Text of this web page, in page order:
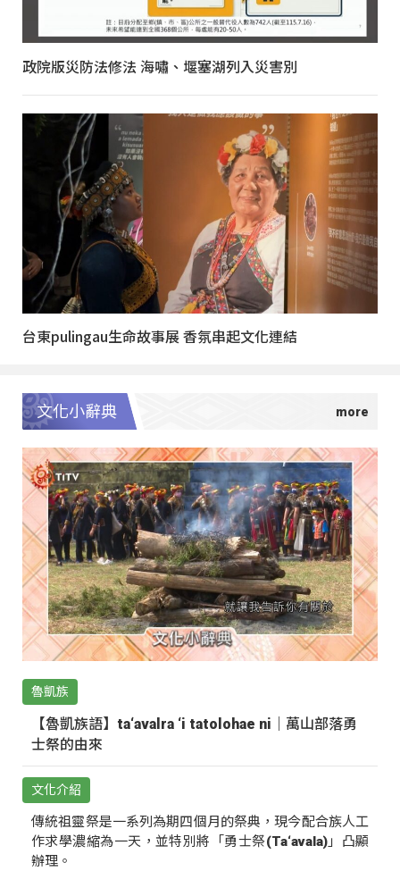
政院版災防法修法 海嘯、堰塞湖列入災害別
台東pulingau生命故事展 香氛串起文化連結
文化小辭典
魯凱族
【魯凱族語】ta‘avalra ‘i tatolohae ni｜萬山部落勇
士祭的由來
文化介紹
傳統祖靈祭是一系列為期四個月的祭典，現今配合族人工
作求學濃縮為一天，並特別將「勇士祭(Ta‘avala)」凸顯
辦理。